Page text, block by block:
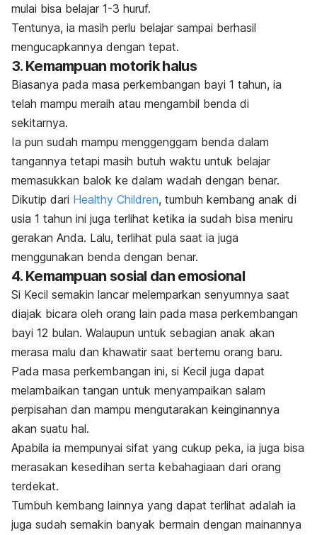
mulai bisa belajar 1-3 huruf.
Tentunya, ia masih perlu belajar sampai berhasil
mengucapkannya dengan tepat.
3. Kemampuan motorik halus
Biasanya pada masa perkembangan bayi 1 tahun, ia
telah mampu meraih atau mengambil benda di
sekitarnya.
Ia pun sudah mampu menggenggam benda dalam
tangannya tetapi masih butuh waktu untuk belajar
memasukkan balok ke dalam wadah dengan benar.
Dikutip dari Healthy Children, tumbuh kembang anak di
usia 1 tahun ini juga terlihat ketika ia sudah bisa meniru
gerakan Anda. Lalu, terlihat pula saat ia juga
menggunakan benda dengan benar.
4. Kemampuan sosial dan emosional
Si Kecil semakin lancar melemparkan senyumnya saat
diajak bicara oleh orang lain pada masa perkembangan
bayi 12 bulan. Walaupun untuk sebagian anak akan
merasa malu dan khawatir saat bertemu orang baru.
Pada masa perkembangan ini, si Kecil juga dapat
melambaikan tangan untuk menyampaikan salam
perpisahan dan mampu mengutarakan keinginannya
akan suatu hal.
Apabila ia mempunyai sifat yang cukup peka, ia juga bisa
merasakan kesedihan serta kebahagiaan dari orang
terdekat.
Tumbuh kembang lainnya yang dapat terlihat adalah ia
juga sudah semakin banyak bermain dengan mainannya